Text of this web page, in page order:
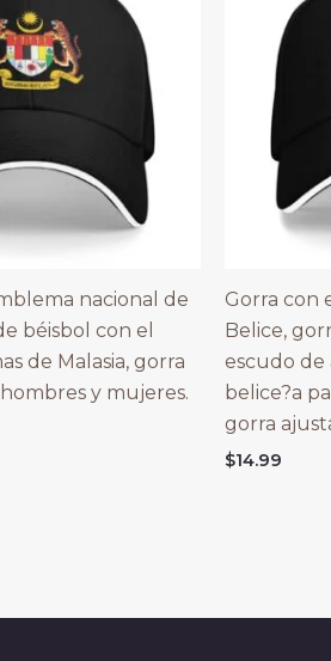
nacional de
béisbol con el
de Malasia, gorra
y mujeres.
Gorra con
Belice,
escudo de
belice?a
gorra
$14.99